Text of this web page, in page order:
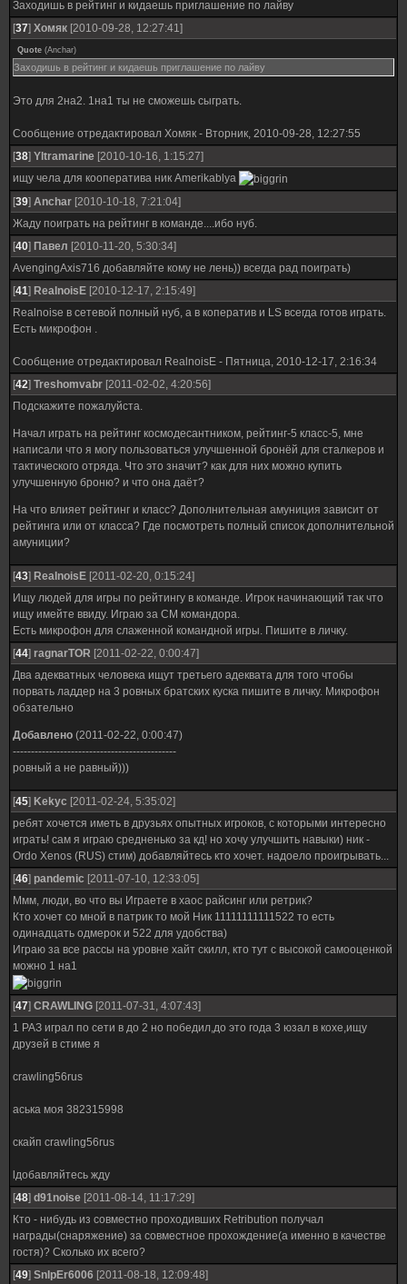
Заходишь в рейтинг и кидаешь приглашение по лайву
[37] Хомяк [2010-09-28, 12:27:41]
Quote (Anchar)
Заходишь в рейтинг и кидаешь приглашение по лайву
Это для 2на2. 1на1 ты не сможешь сыграть.
Сообщение отредактировал Хомяк - Вторник, 2010-09-28, 12:27:55
[38] Yltramarine [2010-10-16, 1:15:27]
ищу чела для кооператива ник Amerikablya
[39] Anchar [2010-10-18, 7:21:04]
Жаду поиграть на рейтинг в команде....ибо нуб.
[40] Павел [2010-11-20, 5:30:34]
AvengingAxis716 добавляйте кому не лень)) всегда рад поиграть)
[41] RealnoisE [2010-12-17, 2:15:49]
Realnoise в сетевой полный нуб, а в коператив и LS всегда готов играть.
Есть микрофон .
Сообщение отредактировал RealnoisE - Пятница, 2010-12-17, 2:16:34
[42] Treshomvabr [2011-02-02, 4:20:56]
Подскажите пожалуйста.
Начал играть на рейтинг космодесантником, рейтинг-5 класс-5, мне
написали что я могу пользоваться улучшенной бронёй для сталкеров и
тактического отряда. Что это значит? как для них можно купить
улучшенную броню? и что она даёт?
На что влияет рейтинг и класс? Дополнительная амуниция зависит от
рейтинга или от класса? Где посмотреть полный список дополнительной
амуниции?
[43] RealnoisE [2011-02-20, 0:15:24]
Ищу людей для игры по рейтингу в команде. Игрок начинающий так что
ищу имейте ввиду. Играю за СМ командора.
Есть микрофон для слаженной командной игры. Пишите в личку.
[44] ragnarTOR [2011-02-22, 0:00:47]
Два адекватных человека ищут третьего адеквата для того чтобы
порвать ладдер на 3 ровных братских куска пишите в личку. Микрофон
обзательно
Добавлено (2011-02-22, 0:00:47)
---------------------------------------------
ровный а не равный)))
[45] Kekyc [2011-02-24, 5:35:02]
ребят хочется иметь в друзьях опытных игроков, с которыми интересно
играть! сам я играю средненько за кд! но хочу улучшить навыки) ник -
Ordo Xenos (RUS) стим) добавляйтесь кто хочет. надоело проигрывать...
[46] pandemic [2011-07-10, 12:33:05]
Ммм, люди, во что вы Играете в хаос райсинг или ретрик?
Кто хочет со мной в патрик то мой Ник 11111111111522 то есть
одинадцать одмерок и 522 для удобства)
Играю за все рассы на уровне хайт скилл, кто тут с высокой самооценкой
можно 1 на1
[47] CRAWLING [2011-07-31, 4:07:43]
1 РАЗ играл по сети в до 2 но победил,до это года 3 юзал в кохе,ищу
друзей в стиме я
crawling56rus
аська моя 382315998
скайп crawling56rus
lдобавляйтесь жду
[48] d91noise [2011-08-14, 11:17:29]
Кто - нибудь из совместно проходивших Retribution получал
награды(снаряжение) за совместное прохождение(а именно в качестве
гостя)? Сколько их всего?
[49] SnIpEr6006 [2011-08-18, 12:09:48]